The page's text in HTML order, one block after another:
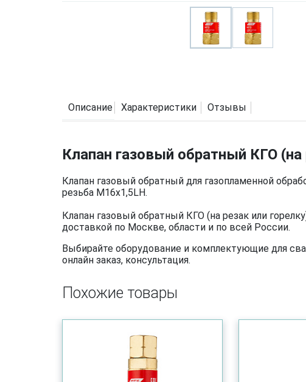
Описание Характеристики Отзывы
Клапан газовый обратный КГО
Клапан газовый обратный для газопламенной
резьба М16х1,5LH.
Клапан газовый обратный КГО (на резак или
доставкой по Москве, области и по всей России.
Выбирайте оборудование и комплектующие для
онлайн заказ, консультация.
Похожие товары